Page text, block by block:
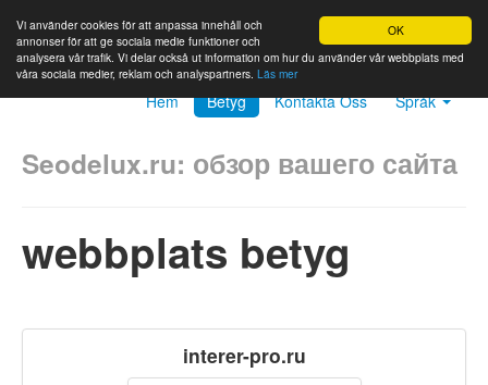
OK
Vi använder cookies för att anpassa innehåll och
annonser för att ge sociala medie funktioner och
analysera vår trafik. Vi delar också ut information om hur du använder vår webbplats med
våra sociala medier, reklam och analyspartners. Läs mer
Hem Betyg Kontakta Oss Språk
Seodelux.ru: обзор вашего сайта
webbplats betyg
interer-pro.ru